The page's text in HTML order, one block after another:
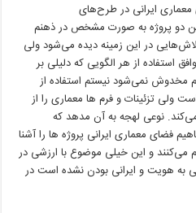
ایرانی در طرح‌های
دو پروژه به صورت مشخص در ذهنم
در این زمینه دیده می‌شود ولی
از هر الگویی که دلیلی بر
نمی‌شود نیستم استفاده از
ولی تزئینات و فرم ها معماری را از
نوعی لهجه به آن مدهد که
فضای معماری ایرانی پروژه ها را آشنا
می‌کنند و این خیلی موضوع با ارزشی در
هویت و ایرانی بودن نشده است در